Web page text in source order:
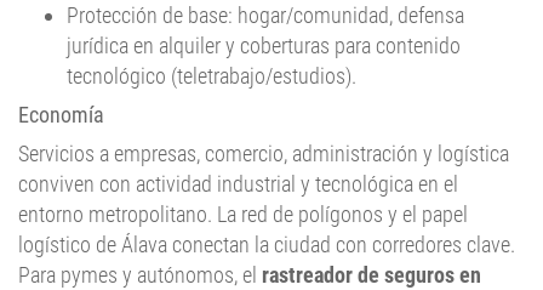
Protección de base: hogar/comunidad, defensa
jurídica en alquiler y coberturas para contenido
tecnológico (teletrabajo/estudios).
Economía
Servicios a empresas, comercio, administración y logística
conviven con actividad industrial y tecnológica en el
entorno metropolitano. La red de polígonos y el papel
logístico de Álava conectan la ciudad con corredores clave.
Para pymes y autónomos, el rastreador de seguros en